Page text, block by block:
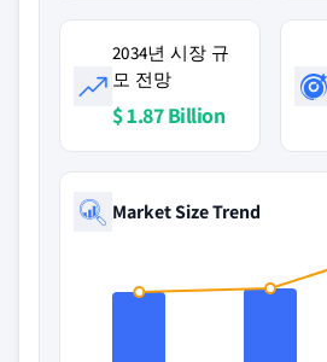
2034년 시장 규
모 전망
$ 1.87 Billion
Market Size Trend